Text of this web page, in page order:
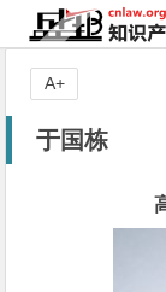
于国栋
A+